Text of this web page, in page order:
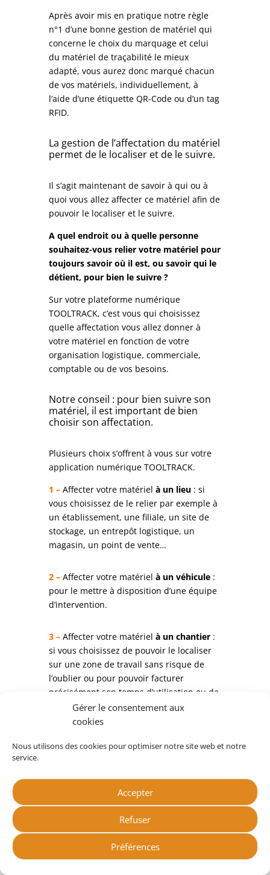
Gérer le consentement aux
cookies
Nous utilisons des cookies pour optimiser notre site web et notre
service.
Accepter
Refuser
Préférences
Après avoir mis en pratique notre règle
n°1 d’une bonne gestion de matériel qui
concerne le choix du marquage et celui
du matériel de traçabilité le mieux
adapté, vous aurez donc marqué chacun
de vos matériels, individuellement, à
l’aide d’une étiquette QR-Code ou d’un tag
RFID.
La gestion de l’affectation du matériel
permet de le localiser et de le suivre.
Il s’agit maintenant de savoir à qui ou à
quoi vous allez affecter ce matériel afin de
pouvoir le localiser et le suivre.
A quel endroit ou à quelle personne
souhaitez-vous relier votre matériel pour
toujours savoir où il est, ou savoir qui le
détient, pour bien le suivre ?
Sur votre plateforme numérique
TOOLTRACK, c’est vous qui choisissez
quelle affectation vous allez donner à
votre matériel en fonction de votre
organisation logistique, commerciale,
comptable ou de vos besoins.
Notre conseil : pour bien suivre son
matériel, il est important de bien
choisir son affectation.
Plusieurs choix s’offrent à vous sur votre
application numérique TOOLTRACK.
1 – Affecter votre matériel à un lieu: si
vous choisissez de le relier par exemple à
un établissement, une filiale, un site de
stockage, un entrepôt logistique, un
magasin, un point de vente…
2 – Affecter votre matériel à un véhicule:
pour le mettre à disposition d’une équipe
d’intervention.
3 –Affecter votre matériel à un chantier:
si vous choisissez de pouvoir le localiser
sur une zone de travail sans risque de
l’oublier ou pour pouvoir facturer
précisément son temps d’utilisation ou de
mise à disposition.
Cette solution est intéressante :
ponctuellement sur les chantiers
d’un client
pour le matériel en location et
dont il va falloir calculer le temps
d’utilisation et le montant de
facturation.